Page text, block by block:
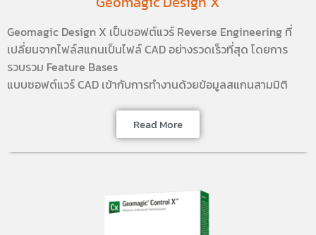
Geomagic Design X เป็นซอฟต์แวร์ Reverse Engineering ที่
เปลี่ยนจากไฟล์สแกนเป็นไฟล์ CAD อย่างรวดเร็วที่สุด โดยการ
รวบรวม Feature Bases
แบบซอฟต์แวร์ CAD เข้ากับการทำงานด้วยข้อมูลสแกนสามมิติ
Read More